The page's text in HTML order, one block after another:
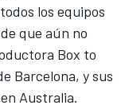
los equipos
que aún no
Box to
Barcelona, ​​y sus
Australia.